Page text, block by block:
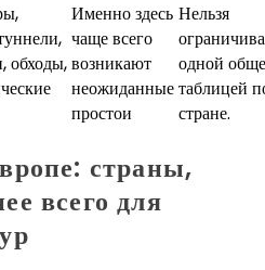
обходы,
Именно здесь
чаще всего
возникают
неожиданные
простои
Нельзя
одной
таблицей
стране.
страны,
всего для